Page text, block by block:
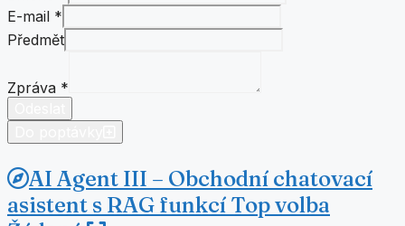
E-mail *
Předmět
E-
mail
Jméno
Zpráva *
AI Agent III – Obchodní chatovací
asistent s RAG funkcí Top volba